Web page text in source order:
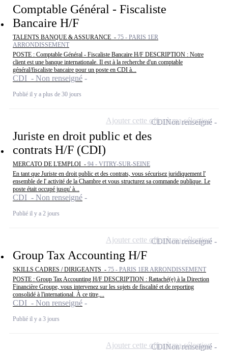
Comptable Général - Fiscaliste
Bancaire H/F
TALENTS BANQUE & ASSURANCE - 75 - PARIS 1ER
ARRONDISSEMENT
POSTE : Comptable Général - Fiscaliste Bancaire H/F DESCRIPTION : Notre
client est une banque internationale. Il est à la recherche d'un comptable
général/fiscaliste bancaire pour un poste en CDI à...
CDI - Non renseigné
Publié il y a plus de 30 jours
Juriste en droit public et des
contrats H/F (CDI)
MERCATO DE L'EMPLOI - 94 - VITRY-SUR-SEINE
En tant que Juriste en droit public et des contrats, vous sécurisez juridiquement l'
ensemble de l' activité de la Chambre et vous structurez sa commande publique. Le
poste était occupé jusqu' à...
CDI - Non renseigné
Publié il y a 2 jours
CDINon renseigné
Ajouter cette offre à ma sélection
Group Tax Accounting H/F
SKILLS CADRES / DIRIGEANTS - 75 - PARIS 1ER ARRONDISSEMENT
POSTE : Group Tax Accounting H/F DESCRIPTION : Rattaché(e) à la Direction
Financière Groupe, vous intervenez sur les sujets de fiscalité et de reporting
consolidé à l'international. À ce titre,...
CDI - Non renseigné
Publié il y a 3 jours
CDINon renseigné
Ajouter cette offre à ma sélection
CDINon renseigné
Ajouter cette offre à ma sélection